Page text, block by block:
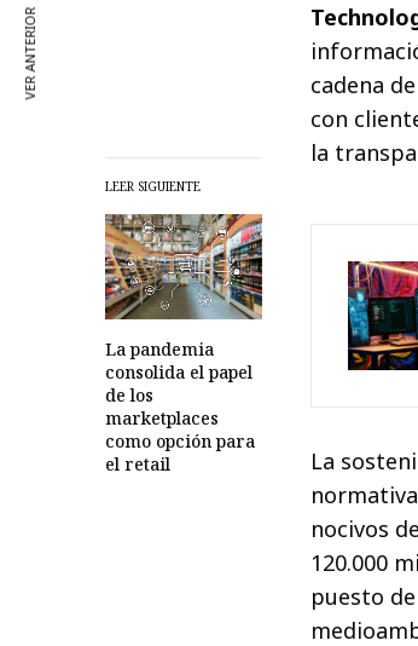
LEER SIGUIENTE
La pandemia
consolida el papel
de los
marketplaces
como opción para
el retail
cadena
con
la
La
nocivos
120.000
puesto
VER ANTERIOR